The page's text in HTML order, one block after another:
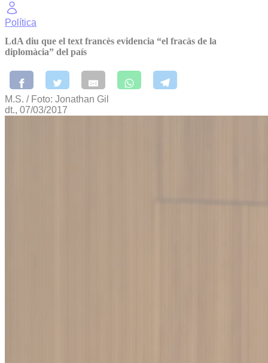
Política
LdA diu que el text francès evidencia “el fracàs de la
diplomàcia” del país
M.S. / Foto: Jonathan Gil
dt., 07/03/2017